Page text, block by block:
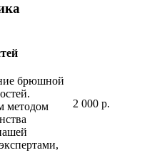
брюшной
методом
2 000 р.